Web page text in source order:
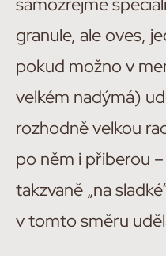
granule, ale oves,
pokud možno v
velkém nadýmá)
rozhodně velkou
po něm i přiberou
takzvaně „na
v tomto směru